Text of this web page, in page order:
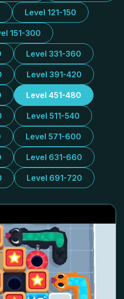
Level 121-150
151-300
Level 331-360
Level 391-420
Level 451-480
Level 511-540
Level 571-600
Level 631-660
Level 691-720